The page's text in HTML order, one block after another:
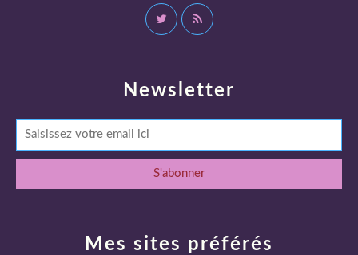
Newsletter
Mes sites préférés